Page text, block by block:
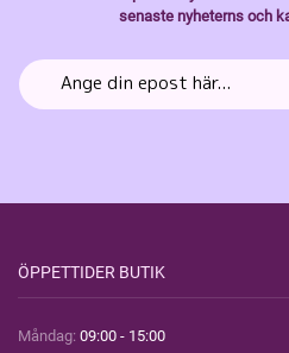
senaste nyheterns och
ÖPPETTIDER BUTIK
Måndag: 09:00 - 15:00